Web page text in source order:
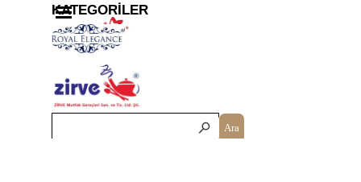
Menüyü atla
Ara
KATEGORİLER